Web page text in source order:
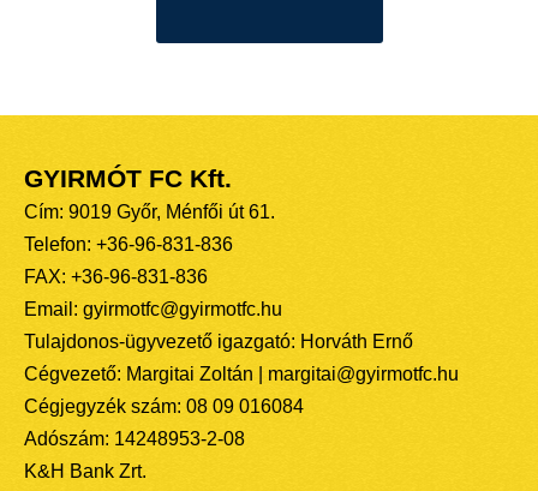
GYIRMÓT FC Kft.
Cím: 9019 Győr, Ménfői út 61.
Telefon: +36-96-831-836
FAX: +36-96-831-836
Email: gyirmotfc@gyirmotfc.hu
Tulajdonos-ügyvezető igazgató: Horváth Ernő
Cégvezető: Margitai Zoltán | margitai@gyirmotfc.hu
Cégjegyzék szám: 08 09 016084
Adószám: 14248953-2-08
K&H Bank Zrt.